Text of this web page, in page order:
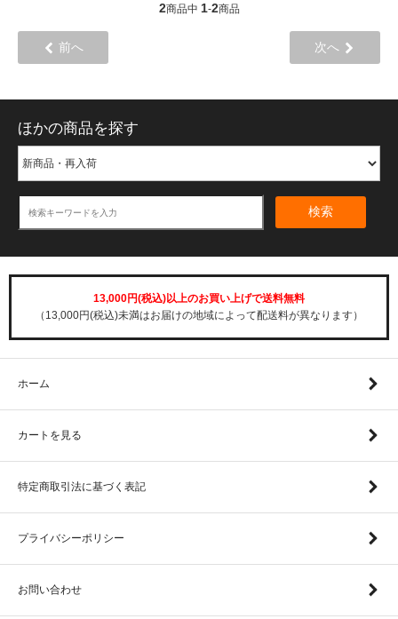
2商品中 1-2商品
前へ 次へ
ほかの商品を探す
検索
13,000円(税込)以上のお買い上げで送料無料
（13,000円(税込)未満はお届けの地域によって配送料が異なります）
ホーム
カートを見る
特定商取引法に基づく表記
プライバシーポリシー
お問い合わせ